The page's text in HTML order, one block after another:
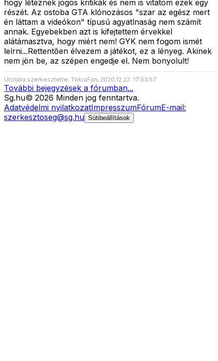
hogy léteznek jogos kritikák és nem is vitatom ezek egy
részét. Az ostoba GTA klónozásos "szar az egész mert
én láttam a videókon" típusú agyatlnaság nem számít
annak. Egyebekben azt is kifejtettem érvekkel
alátámasztva, hogy miért nem! GYK nem fogom ismét
leírni...Rettentően élvezem a játékot, ez a lényeg. Akinek
nem jön be, az szépen engedje el. Nem bonyolult!
Utoljára szerkesztette: TokraFan, 2020.12.22. 17:53:57
További bejegyzések a fórumban...
Sg.hu© 2026 Minden jog fenntartva.
Adatvédelmi nyilatkozatImpresszumFórumE-mail:
szerkesztoseg@sg.hu Sütibeállítások